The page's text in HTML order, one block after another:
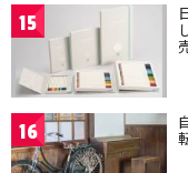
15
16